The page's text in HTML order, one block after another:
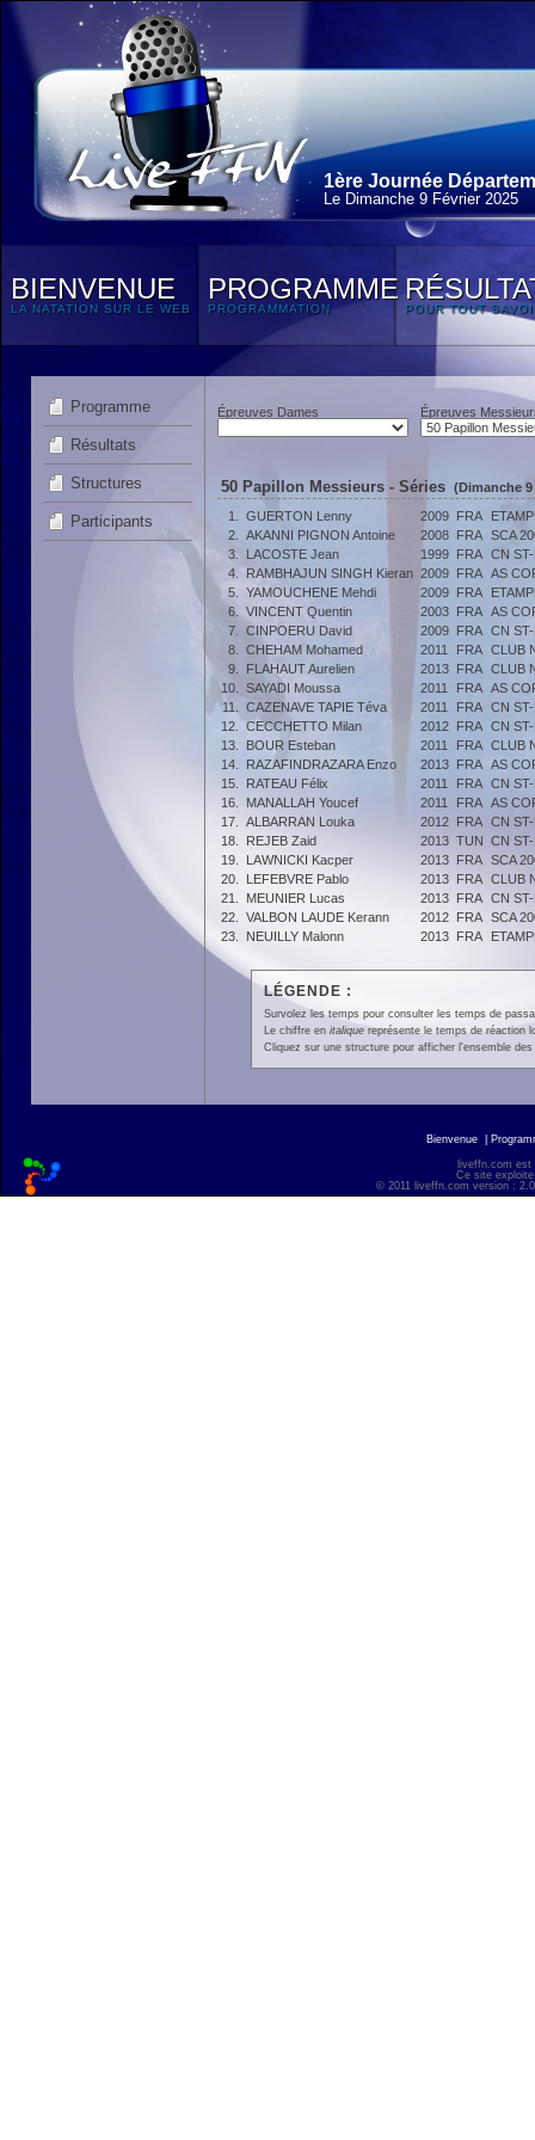
1ère Journée
Le Dimanche 9 Février 2025
BIENVENUE
LA NATATION SUR LE WEB
PROGRAMME
PROGRAMMATION POUR TOUT
Programme
Résultats
Structures
Participants
Épreuves Dames Épreuves
50 Papillon Messieurs - Séries (Dimanche 9
1.
GUERTON Lenny 2009 FRA
2.
AKANNI PIGNON Antoine 2008 FRA SCA
3.
LACOSTE Jean 1999 FRA CN
4.
RAMBHAJUN SINGH Kieran 2009 FRA AS
5.
YAMOUCHENE Mehdi 2009 FRA
6.
VINCENT Quentin 2003 FRA AS
7.
CINPOERU David 2009 FRA CN
8.
CHEHAM Mohamed 2011 FRA CLUB
9.
FLAHAUT Aurelien 2013 FRA CLUB
10.
SAYADI Moussa 2011 FRA AS
11.
CAZENAVE TAPIE Téva 2011 FRA CN
12.
CECCHETTO Milan 2012 FRA CN
13.
BOUR Esteban 2011 FRA CLUB
14.
RAZAFINDRAZARA Enzo 2013 FRA AS
15.
RATEAU Félix 2011 FRA CN
16.
MANALLAH Youcef 2011 FRA AS
17.
ALBARRAN Louka 2012 FRA CN
18.
REJEB Zaid 2013 TUN CN
19.
LAWNICKI Kacper 2013 FRA SCA
20.
LEFEBVRE Pablo 2013 FRA CLUB
21.
MEUNIER Lucas 2013 FRA CN
22.
VALBON LAUDE Kerann 2012 FRA SCA
23.
NEUILLY Malonn 2013 FRA
LÉGENDE :
Survolez les temps pour consulter les temps de
Le chiffre en italiquereprésente le temps de réaction
Cliquez sur une structure pour afficher l'ensemble
Bienvenue
liveffn.com est
Ce site
© 2011 liveffn.com version :